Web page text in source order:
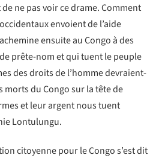
ne pas voir ce drame. Comment
envoient de l’aide
ensuite au Congo à des
prête-nom et qui tuent le peuple
des droits de l’homme devraient-
du Congo sur la tête de
et leur argent nous tuent
Lontulungu.
citoyenne pour le Congo s’est dit